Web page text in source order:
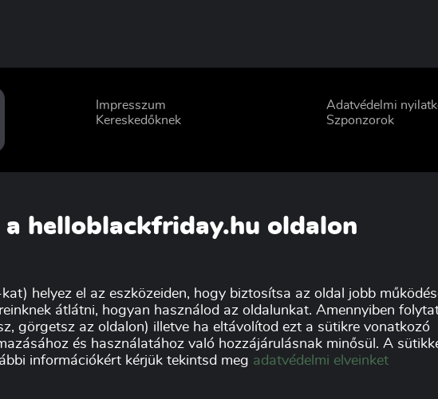
helloblackfriday.hu oldalon
helyez el az eszközeiden, hogy biztosítsa az oldal jobb
átlátni, hogyan használod az oldalunkat. Amennyiben
görgetsz az oldalon) illetve ha eltávolítod ezt a sütikre vonatkozó
és használatához való hozzájárulásnak minősül. A
információkért kérjük tekintsd meg adatvédelmi elveinket
Impresszum
Kereskedőknek
Adatvédelmi
Szponzorok